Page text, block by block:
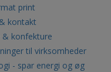
print
kontakt
& konfekture
til virksomheder
- spar energi og øg